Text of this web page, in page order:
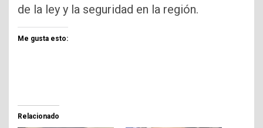
de la ley y la seguridad en la región.
Me gusta esto:
Relacionado